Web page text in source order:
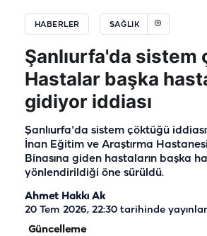
HABERLER SAĞLIK
Şanlıurfa'da sistem
Hastalar başka
gidiyor iddiası
Şanlıurfa'da sistem çöktüğü
İnan Eğitim ve Araştırma
Binasına giden hastaların başka
yönlendirildiği öne sürüldü.
Ahmet Hakkı Ak
20 Tem 2026, 22:30 tarihinde
Güncelleme